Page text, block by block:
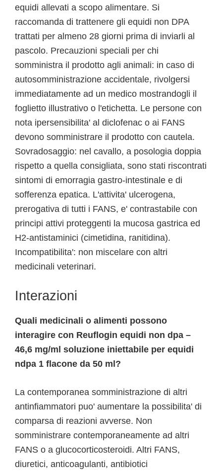
equidi allevati a scopo alimentare. Si
raccomanda di trattenere gli equidi non DPA
trattati per almeno 28 giorni prima di inviarli al
pascolo. Precauzioni speciali per chi
somministra il prodotto agli animali: in caso di
autosomministrazione accidentale, rivolgersi
immediatamente ad un medico mostrandogli il
foglietto illustrativo o l'etichetta. Le persone con
nota ipersensibilita' al diclofenac o ai FANS
devono somministrare il prodotto con cautela.
Sovradosaggio: nel cavallo, a posologia doppia
rispetto a quella consigliata, sono stati riscontrati
sintomi di emorragia gastro-intestinale e di
sofferenza epatica. L'attivita' ulcerogena,
prerogativa di tutti i FANS, e' contrastabile con
principi attivi proteggenti la mucosa gastrica ed
H2-antistaminici (cimetidina, ranitidina).
Incompatibilita': non miscelare con altri
medicinali veterinari.
Interazioni
Quali medicinali o alimenti possono
interagire con Reuflogin equidi non dpa –
46,6 mg/ml soluzione iniettabile per equidi
ndpa 1 flacone da 50 ml?
La contemporanea somministrazione di altri
antinfiammatori puo' aumentare la possibilita' di
comparsa di reazioni avverse. Non
somministrare contemporaneamente ad altri
FANS o a glucocorticosteroidi. Altri FANS,
diuretici, anticoagulanti, antibiotici